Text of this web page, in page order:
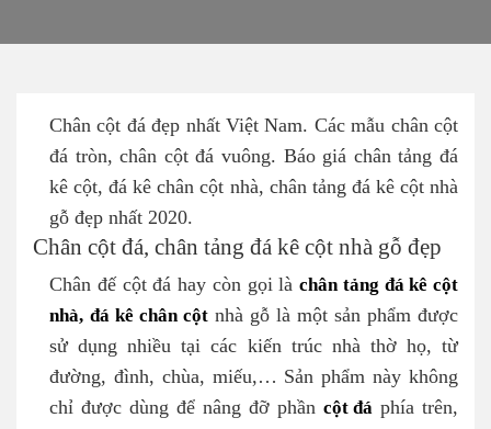
Chân cột đá đẹp nhất Việt Nam. Các mẫu chân cột
đá tròn, chân cột đá vuông. Báo giá chân tảng đá
kê cột, đá kê chân cột nhà, chân tảng đá kê cột nhà
gỗ đẹp nhất 2020.
Chân cột đá, chân tảng đá kê cột nhà gỗ đẹp
Chân đế cột đá hay còn gọi là chân tảng đá kê cột
nhà, đá kê chân cột nhà gỗ là một sản phẩm được
sử dụng nhiều tại các kiến trúc nhà thờ họ, từ
đường, đình, chùa, miếu,… Sản phẩm này không
chỉ được dùng để nâng đỡ phần cột đá phía trên,